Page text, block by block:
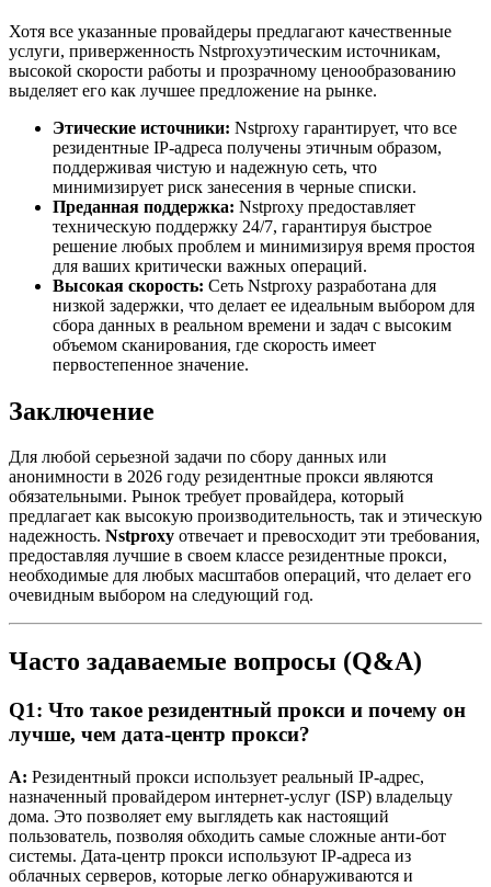
Хотя все указанные провайдеры предлагают качественные
услуги, приверженность Nstproxyэтическим источникам,
высокой скорости работы и прозрачному ценообразованию
выделяет его как лучшее предложение на рынке.
Этические источники: Nstproxy гарантирует, что все
резидентные IP-адреса получены этичным образом,
поддерживая чистую и надежную сеть, что
минимизирует риск занесения в черные списки.
Преданная поддержка: Nstproxy предоставляет
техническую поддержку 24/7, гарантируя быстрое
решение любых проблем и минимизируя время простоя
для ваших критически важных операций.
Высокая скорость: Сеть Nstproxy разработана для
низкой задержки, что делает ее идеальным выбором для
сбора данных в реальном времени и задач с высоким
объемом сканирования, где скорость имеет
первостепенное значение.
Заключение
Для любой серьезной задачи по сбору данных или
анонимности в 2026 году резидентные прокси являются
обязательными. Рынок требует провайдера, который
предлагает как высокую производительность, так и этическую
надежность. Nstproxy отвечает и превосходит эти требования,
предоставляя лучшие в своем классе резидентные прокси,
необходимые для любых масштабов операций, что делает его
очевидным выбором на следующий год.
Часто задаваемые вопросы (Q&A)
Q1: Что такое резидентный прокси и почему он
лучше, чем дата-центр прокси?
A: Резидентный прокси использует реальный IP-адрес,
назначенный провайдером интернет-услуг (ISP) владельцу
дома. Это позволяет ему выглядеть как настоящий
пользователь, позволяя обходить самые сложные анти-бот
системы. Дата-центр прокси используют IP-адреса из
облачных серверов, которые легко обнаруживаются и